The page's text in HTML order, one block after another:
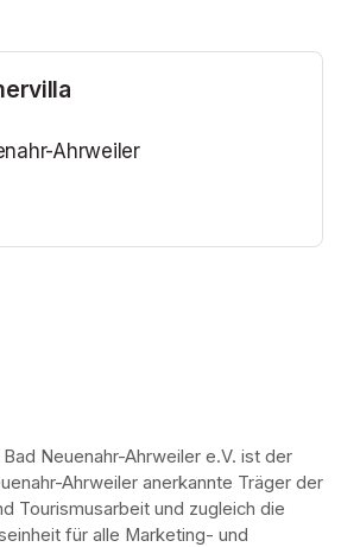
Ahrweiler
Neuenahr-Ahrweiler e.V. ist der
Ahrweiler anerkannte Träger der
Tourismusarbeit und zugleich die
für alle Marketing- und